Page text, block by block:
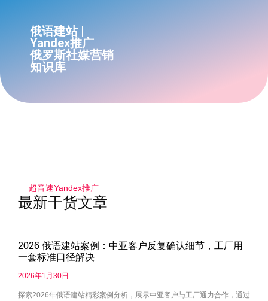
俄语建站 |
Yandex推广
俄罗斯社媒营销
知识库
超音速Yandex推广​
最新干货文章
2026 俄语建站案例：中亚客户反复确认细节，工厂用
一套标准口径解决
2026年1月30日
探索2026年俄语建站精彩案例分析，展示中亚客户与工厂通力合作，通过